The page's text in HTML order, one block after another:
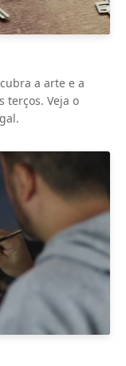
a arte e a
terços. Veja o